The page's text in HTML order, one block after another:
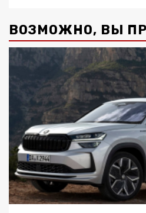
ВОЗМОЖНО, ВЫ